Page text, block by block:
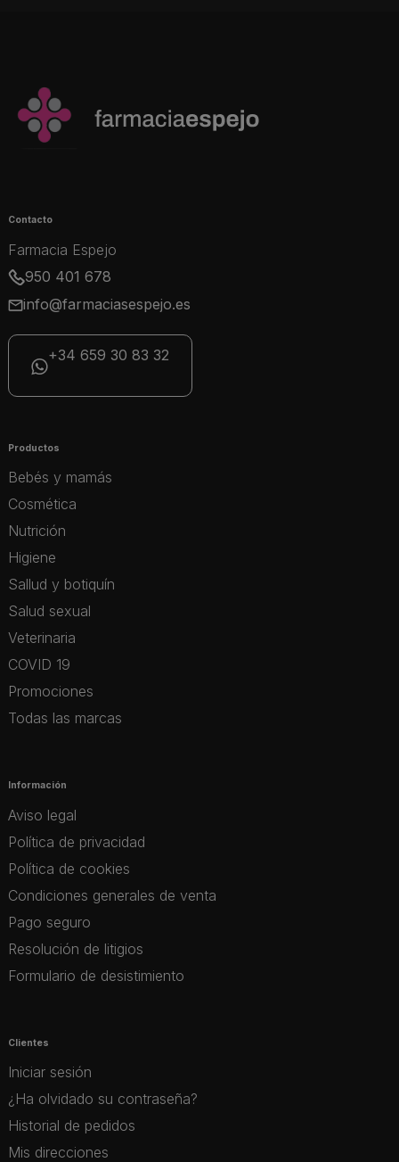
Contacto
Farmacia Espejo
950 401 678
info@farmaciasespejo.es
+34 659 30 83 32
Productos
Bebés y mamás
Cosmética
Nutrición
Higiene
Sallud y botiquín
Salud sexual
Veterinaria
COVID 19
Promociones
Todas las marcas
Información
Aviso legal
Política de privacidad
Política de cookies
Condiciones generales de venta
Pago seguro
Resolución de litigios
Formulario de desistimiento
Clientes
Iniciar sesión
¿Ha olvidado su contraseña?
Historial de pedidos
Mis direcciones